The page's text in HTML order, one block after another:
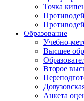
Точка
Образование
Учебно-
Высшее
Второе
Анкета